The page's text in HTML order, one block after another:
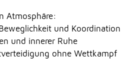
Atmosphäre:
und Koordination
und innerer Ruhe
ohne Wettkampf